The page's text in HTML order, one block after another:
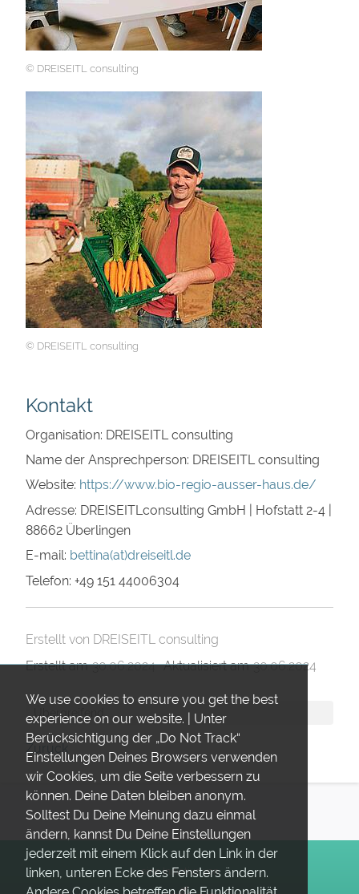
We use cookies to ensure you get the best
experience on our website. | Unter
Berücksichtigung der „Do Not Track“
Einstellungen Deines Browsers verwenden
wir Cookies, um die Seite verbessern zu
können. Deine Daten bleiben anonym.
Solltest Du Deine Meinung dazu einmal
ändern, kannst Du Deine Einstellungen
jederzeit mit einem Klick auf den Link in der
linken, unteren Ecke des Fensters ändern.
© DREISEITL consulting
© DREISEITL consulting
Kontakt
Organisation: DREISEITL consulting
Name der Ansprechperson: DREISEITL consulting
Website: https://www.bio-regio-ausser-haus.de/
Adresse: DREISEITLconsulting GmbH | Hofstatt 2-4 |
88662 Überlingen
E-mail: bettina(at)dreiseitl.de
Telefon: +49 151 44006304
Erstellt von DREISEITL consulting
Erstellt am 30.06.2024 Aktualisiert am 30.06.2024
Übergreifend
Zurück
eine Initiative von